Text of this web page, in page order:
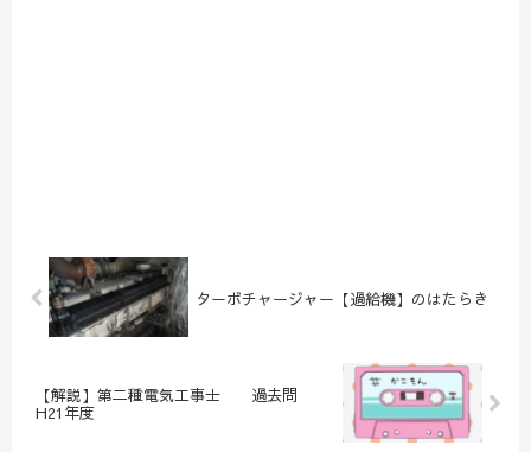
ターボチャージャー【過給機】のはたらき
【解説】第二種電気工事士 過去問
H21年度